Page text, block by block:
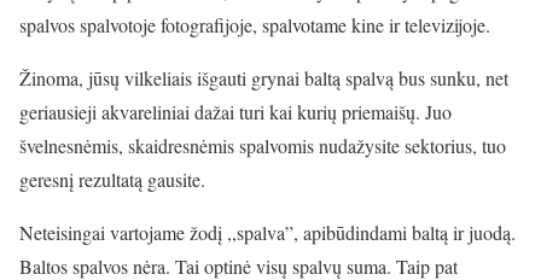
spalvos spalvotoje fotografijoje, spalvotame kine ir televizijoje.
Žinoma, jūsų vilkeliais išgauti grynai baltą spalvą bus sunku, net
geriausieji akvareliniai dažai turi kai kurių priemaišų. Juo
švelnesnėmis, skaidresnėmis spalvomis nudažysite sektorius, tuo
geresnį rezultatą gausite.
Neteisingai vartojame žodį ,,spalva”, apibūdindami baltą ir juodą.
Baltos spalvos nėra. Tai optinė visų spalvų suma. Taip pat